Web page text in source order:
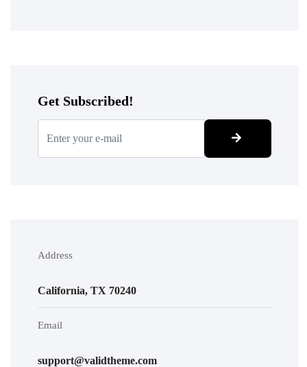
Get Subscribed!
Address
California, TX 70240
Email
support@validtheme.com